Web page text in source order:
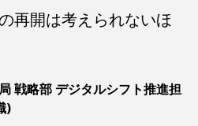
再開は考えられないほ
戦略部 デジタルシフト推進担
)